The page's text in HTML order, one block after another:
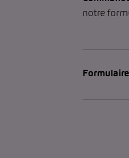
notre